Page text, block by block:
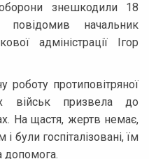
знешкодили 18
начальник
адміністрації Ігор
протиповітряної
військ призвела до
На щастя, жертв немає,
були госпіталізовані, їм
допомога.